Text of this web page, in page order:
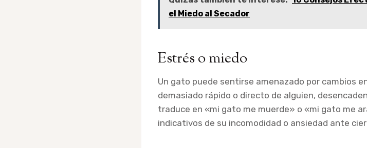
el Miedo al Secador
Estrés o miedo
Un gato puede sentirse amenazado por cambios
demasiado rápido o directo de alguien,
traduce en «mi gato me muerde» o «mi gato me
indicativos de su incomodidad o ansiedad ante